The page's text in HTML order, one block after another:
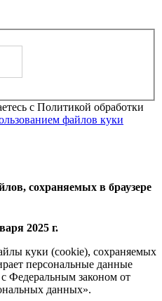
с Политикой обработки
файлов куки
сохраняемых в браузере
2025 г.
куки (cookie), сохраняемых
персональные данные
с Федеральным законом от
данных».